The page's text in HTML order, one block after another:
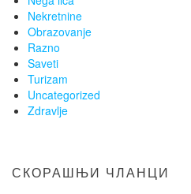
Nekretnine
Obrazovanje
Razno
Saveti
Turizam
Uncategorized
Zdravlje
СКОРАШЊИ ЧЛАНЦИ